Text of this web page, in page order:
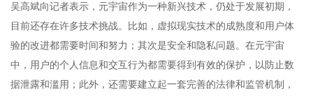
吴高斌向记者表示，元宇宙作为一种新兴技术，仍处于发展初期，
目前还存在许多技术挑战。比如，虚拟现实技术的成熟度和用户体
验的改进都需要时间和努力；其次是安全和隐私问题。在元宇宙
中，用户的个人信息和交互行为都需要得到有效的保护，以防止数
据泄露和滥用；此外，还需要建立起一套完善的法律和监管机制，